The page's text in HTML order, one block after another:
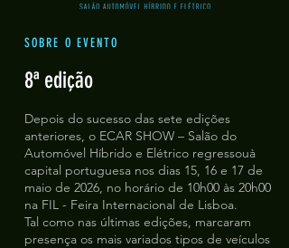
SOBRE O EVENTO
8ª edição
Depois do sucesso das sete edições
anteriores, o ECAR SHOW – Salão do
Automóvel Híbrido e Elétrico regressouà
capital portuguesa nos dias 15, 16 e 17 de
maio de 2026, no horário de 10h00 às 20h00
na FIL - Feira Internacional de Lisboa.
Tal como nas últimas edições, marcaram
presença os mais variados tipos de veículos